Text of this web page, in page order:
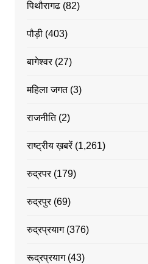
पिथौरागढ(82)
पौड़ी(403)
बागेश्वर(27)
महिला जगत(3)
राजनीति(2)
राष्ट्रीय ख़बरें(1,261)
रुद्रपर(179)
रुद्रपुर(69)
रुद्रप्रयाग(376)
रूद्रप्रयाग(43)